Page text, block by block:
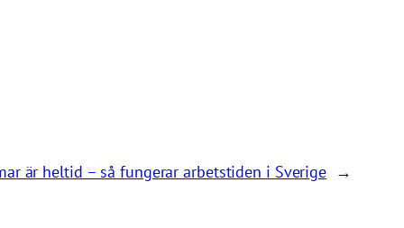
är heltid – så fungerar arbetstiden i Sverige →